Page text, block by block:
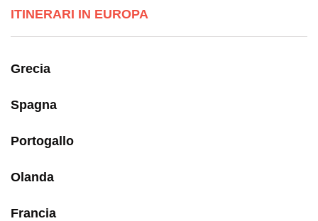
ITINERARI IN EUROPA
Grecia
Spagna
Portogallo
Olanda
Francia